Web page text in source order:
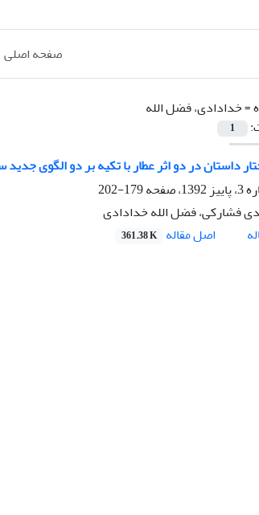
صفحه اصلی
=خدادادی، فضل الله
1
داستان در دو اثر عطار با تکیه بر دو الگوی
179-202
فشارکی، فضل الله خدادادی
اصل مقاله 361.38 K